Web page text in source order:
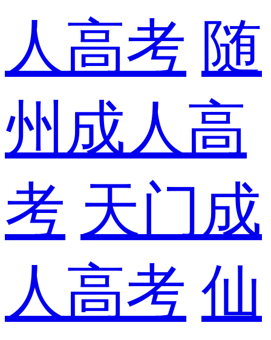
人高考 随
州成人高
考 天门成
人高考 仙